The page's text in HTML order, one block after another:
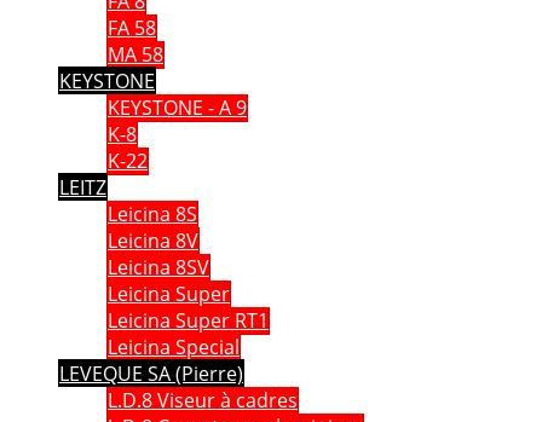
FA 58
MA 58
KEYSTONE
KEYSTONE - A 9
K-8
K-22
LEITZ
Leicina 8S
Leicina 8V
Leicina 8SV
Leicina Super
Leicina Super RT1
Leicina Special
LEVEQUE SA (Pierre)
L.D.8 Viseur à cadres